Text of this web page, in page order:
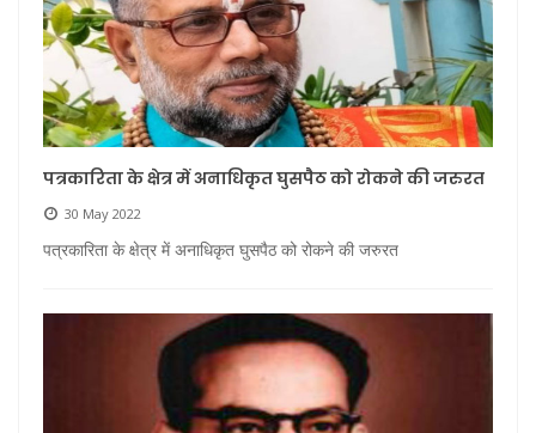
पत्रकारिता के क्षेत्र में अनाधिकृत घुसपैठ को रोकने की जरुरत
30 May 2022
पत्रकारिता के क्षेत्र में अनाधिकृत घुसपैठ को रोकने की जरुरत